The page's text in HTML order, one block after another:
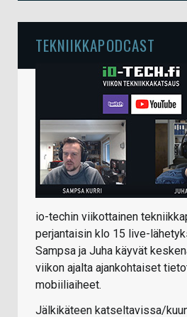
TEKNIIKKAPODCAST
io-techin viikottainen
perjantaisin klo 15 live-
Sampsa ja Juha käyvät
viikon ajalta ajankohtaiset
mobiiliaiheet.
Jälkikäteen katseltavissa/